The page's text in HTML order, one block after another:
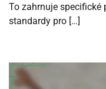
To zahrnuje specifické
standardy pro […]